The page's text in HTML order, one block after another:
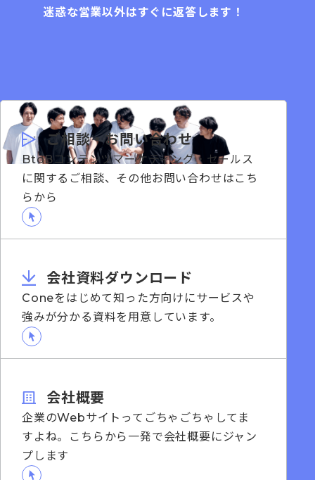
迷惑な営業以外はすぐに返答します！
ご相談・お問い合わせ
BtoBコンテンツマーケティング・セールス
に関するご相談、その他お問い合わせはこち
らから
会社資料ダウンロード
Coneをはじめて知った方向けにサービスや
強みが分かる資料を用意しています。
会社概要
企業のWebサイトってごちゃごちゃしてま
すよね。こちらから一発で会社概要にジャン
プします